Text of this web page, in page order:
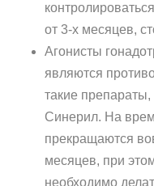
от 3-х месяцев,
Агонисты
являются
такие препараты,
Синерил. На
прекращаются
месяцев, при
необходимо